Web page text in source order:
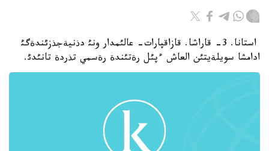
استانا. 3- قاراشا. قازاقپارات- عالئمدار ونئ دذنيةجذزئندةگئ
ادامشا سويلةيتئن العاش ءپئل رةتئندة رةسمي تذردة تانئدئ.